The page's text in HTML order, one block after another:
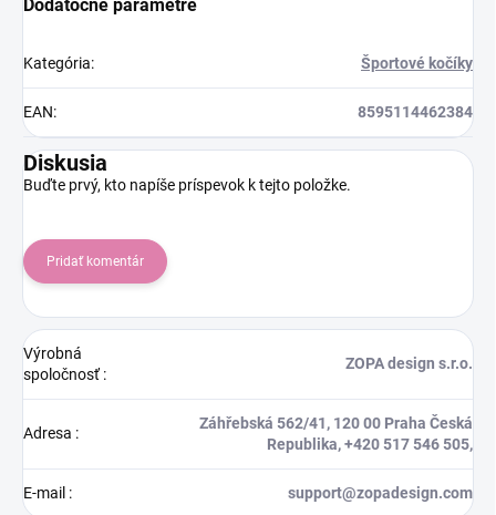
Dodatočné parametre
Kategória: Športové kočíky
EAN: 8595114462384
Diskusia
Buďte prvý, kto napíše príspevok k tejto položke.
Pridať komentár
Výrobná
spoločnosť:
ZOPA design s.r.o.
Adresa :
Záhřebská 562/41, 120 00 Praha Česká
Republika, +420 517 546 505,
E-mail : support@zopadesign.com